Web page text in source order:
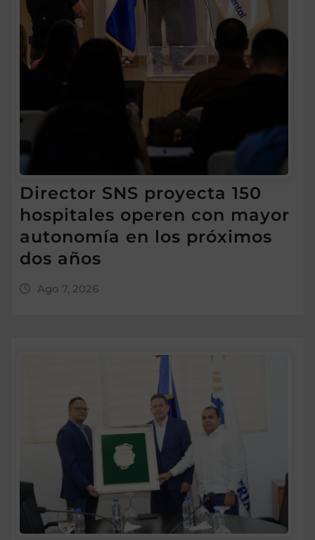
Director SNS proyecta 150
hospitales operen con mayor
autonomía en los próximos
dos años
Ago 7, 2026